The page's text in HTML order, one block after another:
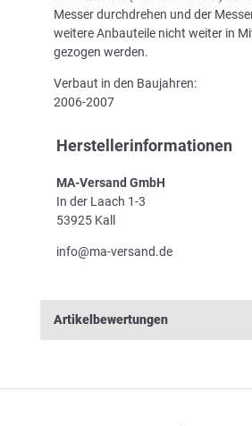
Messer durchdrehen und der
weitere Anbauteile nicht weiter in
gezogen werden.
Verbaut in den Baujahren:
2006-2007
Herstellerinformationen
MA-Versand GmbH
In der Laach 1-3
53925 Kall
info@ma-versand.de
Artikelbewertungen